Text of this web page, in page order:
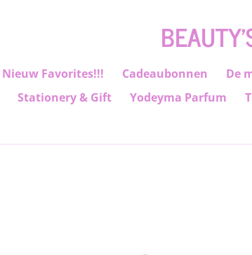
Nieuw Favorites!!! Cadeaubonnen De
Stationery & Gift Yodeyma Parfum